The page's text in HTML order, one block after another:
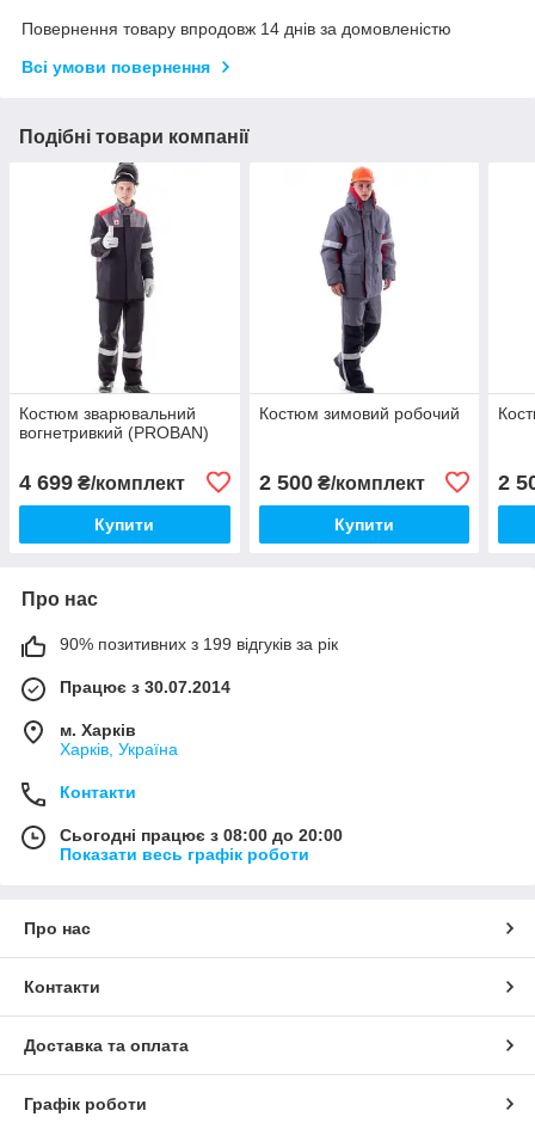
Повернення товару впродовж 14 днів за домовленістю
Всі умови повернення
Подібні товари компанії
Костюм зварювальний
вогнетривкий (PROBAN)
4 699 ₴/комплект
Купити
Костюм зимовий робочий
2 500₴/комплект
Купити
2
Про нас
90% позитивних з 199 відгуків за рік
Працює з 30.07.2014
м. Харків
Харків, Україна
Контакти
Сьогодні працює з 08:00 до 20:00
Показати весь графік роботи
Про нас
Контакти
Доставка та оплата
Графік роботи